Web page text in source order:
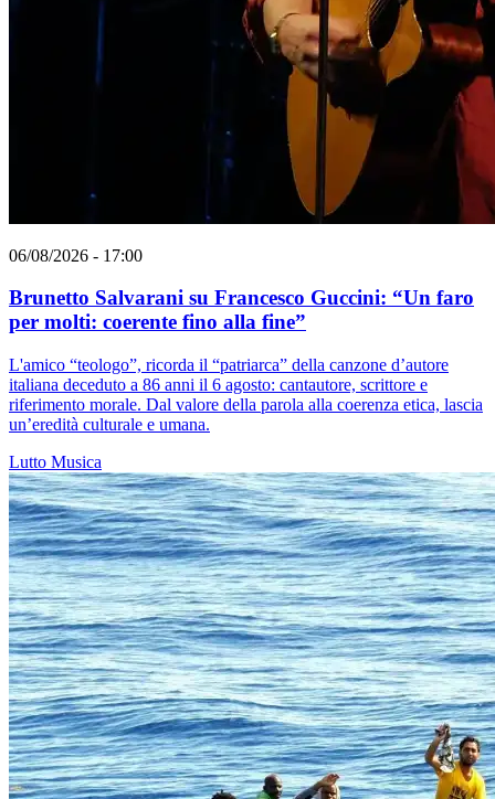
06/08/2026 - 17:00
Brunetto Salvarani su Francesco Guccini: “Un faro
per molti: coerente fino alla fine”
L'amico “teologo”, ricorda il “patriarca” della canzone d’autore
italiana deceduto a 86 anni il 6 agosto: cantautore, scrittore e
riferimento morale. Dal valore della parola alla coerenza etica, lascia
un’eredità culturale e umana.
Lutto Musica